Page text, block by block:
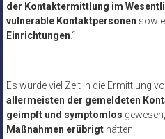
der Kontaktermittlung im
vulnerable Kontaktpersonen
Einrichtungen .“
Es wurde viel Zeit in die Ermittlung
allermeisten der gemeldeten
geimpft und symptomlos
Maßnahmen erübrigthätten.